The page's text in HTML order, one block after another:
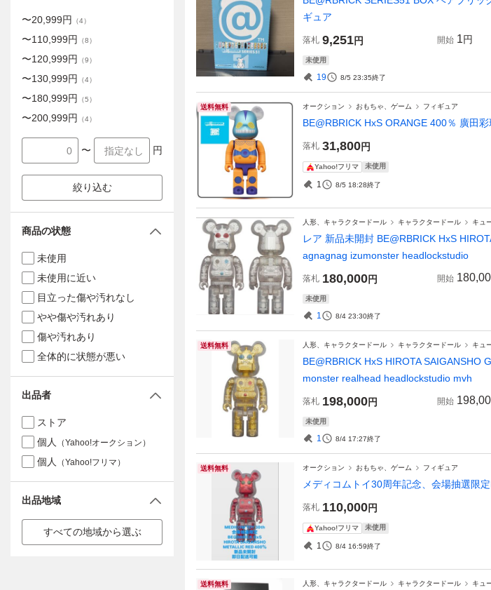
ギュア
落札 9,251円 開始 1円
未使用
19 8/5 23:35終了
送料無料 オークション おもちゃ、ゲーム フィギュア
BE@RBRICK HxS ORANGE 400％ 廣田
落札 31,800円
Yahoo!フリマ 未使用
1 8/5 18:28終了
人形、キャラクタードール キャラクタードール キュ
レア 新品未開封 BE@RBRICK HxS
agnagnag izumonster headlockstudio
落札 180,000円 開始
未使用
1 8/4 23:30終了
送料無料 人形、キャラクタードール キャラクタードール キュ
BE@RBRICK HxS HIROTA SAIGANSHO
monster realhead headlockstudio mvh
落札 198,000円 開始
未使用
1 8/4 17:27終了
送料無料 オークション おもちゃ、ゲーム フィギュア
メディコムトイ30周年記念、会場抽選限
落札 110,000円
Yahoo!フリマ 未使用
1 8/4 16:59終了
送料無料 人形、キャラクタードール キャラクタードール キュ
〜20,999円 （4）
〜110,999円 （8）
〜120,999円 （9）
〜130,999円 （4）
〜180,999円 （5）
〜200,999円 （4）
〜 円
絞り込む
商品の状態
未使用
未使用に近い
目立った傷や汚れなし
やや傷や汚れあり
傷や汚れあり
全体的に状態が悪い
出品者
ストア
個人
（Yahoo!オークション）
個人 （Yahoo!フリマ）
出品地域
すべての地域から選ぶ